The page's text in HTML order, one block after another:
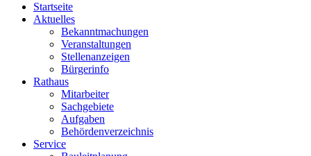
Startseite
Aktuelles
Bekanntmachungen
Veranstaltungen
Stellenanzeigen
Bürgerinfo
Rathaus
Mitarbeiter
Sachgebiete
Aufgaben
Behördenverzeichnis
Service